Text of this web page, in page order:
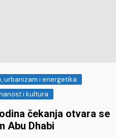
urbanizam i energetika
i kultura
čekanja otvara se
Abu Dhabi